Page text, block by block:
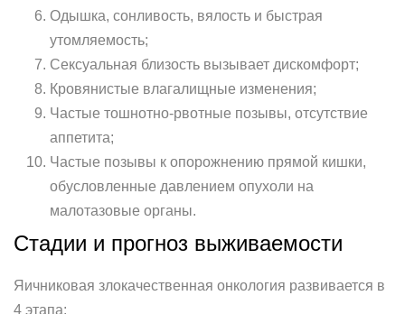
Одышка, сонливость, вялость и быстрая
утомляемость;
Сексуальная близость вызывает дискомфорт;
Кровянистые влагалищные изменения;
Частые тошнотно-рвотные позывы, отсутствие
аппетита;
Частые позывы к опорожнению прямой кишки,
обусловленные давлением опухоли на
малотазовые органы.
Стадии и прогноз выживаемости
Яичниковая злокачественная онкология развивается в
4 этапа: